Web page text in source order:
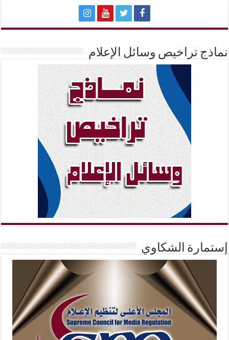
نماذج تراخيص وسائل الإعلام
إستمارة الشكاوي